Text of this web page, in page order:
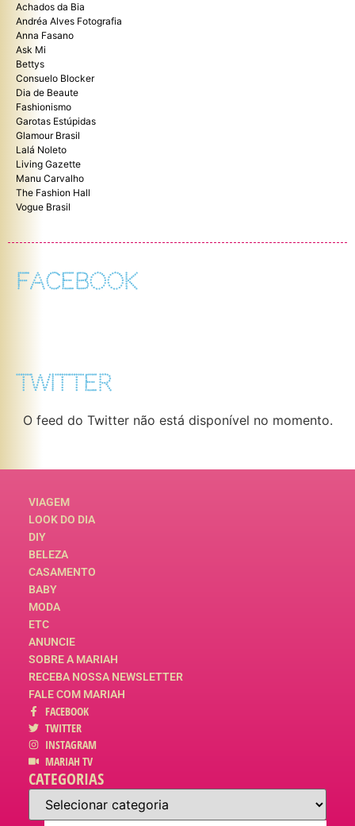
Achados da Bia
Andréa Alves Fotografia
Anna Fasano
Ask Mi
Bettys
Consuelo Blocker
Dia de Beaute
Fashionismo
Garotas Estúpidas
Glamour Brasil
Lalá Noleto
Living Gazette
Manu Carvalho
The Fashion Hall
Vogue Brasil
FACEBOOK
TWITTER
O feed do Twitter não está disponível no momento.
VIAGEM
LOOK DO DIA
DIY
BELEZA
CASAMENTO
BABY
MODA
ETC
ANUNCIE
SOBRE A MARIAH
RECEBA NOSSA NEWSLETTER
FALE COM MARIAH
FACEBOOK
TWITTER
INSTAGRAM
MARIAH TV
CATEGORIAS